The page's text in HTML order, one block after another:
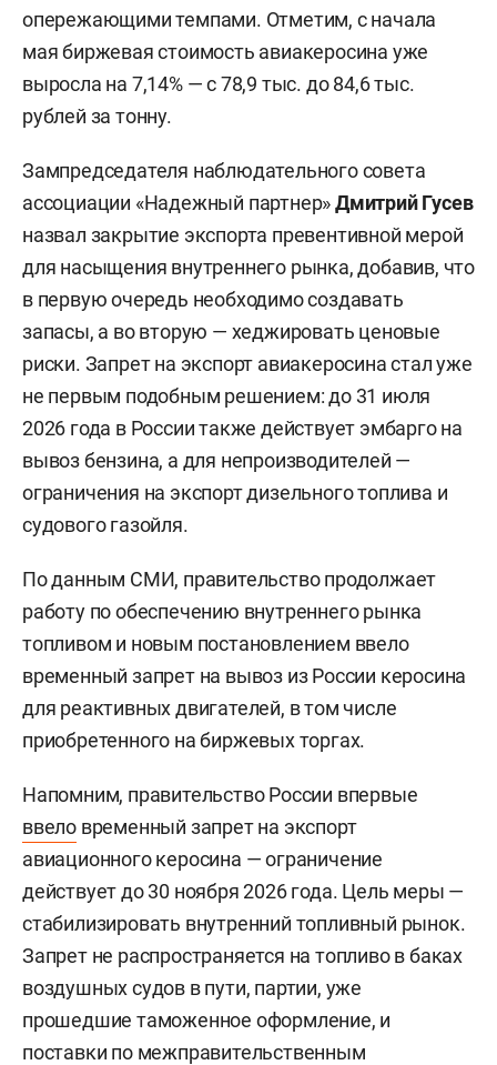
опережающими темпами. Отметим, с начала
мая биржевая стоимость авиакеросина уже
выросла на 7,14% — с 78,9 тыс. до 84,6 тыс.
рублей за тонну.
Зампредседателя наблюдательного совета
ассоциации «Надежный партнер»Дмитрий Гусев
назвал закрытие экспорта превентивной мерой
для насыщения внутреннего рынка, добавив, что
в первую очередь необходимо создавать
запасы, а во вторую — хеджировать ценовые
риски. Запрет на экспорт авиакеросина стал уже
не первым подобным решением: до 31 июля
2026 года в России также действует эмбарго на
вывоз бензина, а для непроизводителей —
ограничения на экспорт дизельного топлива и
судового газойля.
По данным СМИ, правительство продолжает
работу по обеспечению внутреннего рынка
топливом и новым постановлением ввело
временный запрет на вывоз из России керосина
для реактивных двигателей, в том числе
приобретенного на биржевых торгах.
Напомним, правительство России впервые
ввело временный запрет на экспорт
авиационного керосина — ограничение
действует до 30 ноября 2026 года. Цель меры —
стабилизировать внутренний топливный рынок.
Запрет не распространяется на топливо в баках
воздушных судов в пути, партии, уже
прошедшие таможенное оформление, и
поставки по межправительственным